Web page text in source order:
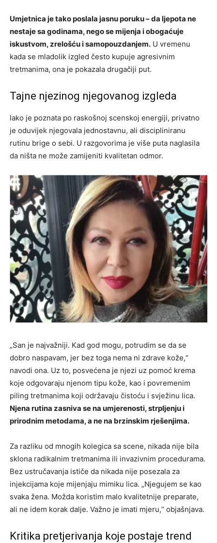
Umjetnica je tako poslala jasnu poruku – da ljepota ne
nestaje sa godinama, nego se mijenja i obogaćuje
iskustvom, zrelošću i samopouzdanjem. U vremenu
kada se mladolik izgled često kupuje agresivnim
tretmanima, ona je pokazala drugačiji put.
Tajne njezinog njegovanog izgleda
Iako je poznata po raskošnoj scenskoj energiji, privatno
je oduvijek njegovala jednostavnu, ali discipliniranu
rutinu brige o sebi. U razgovorima je više puta naglasila
da ništa ne može zamijeniti kvalitetan odmor.
„San je najvažniji. Kad god mogu, potrudim se da se
dobro naspavam, jer bez toga nema ni zdrave kože,“
navodi ona. Uz to, posvećena je njezi uz pomoć krema
koje odgovaraju njenom tipu kože, kao i povremenim
piling tretmanima koji održavaju čistoću i svježinu lica.
Njena rutina zasniva se na umjerenosti, strpljenju i
prirodnim metodama, a ne na brzinskim rješenjima.
Za razliku od mnogih kolegica sa scene, nikada nije bila
sklona radikalnim tretmanima ili invazivnim procedurama.
Bez ustručavanja ističe da nikada nije posezala za
injekcijama koje mijenjaju mimiku lica. „Njegujem se kao
svaka žena. Možda koristim malo kvalitetnije preparate,
ali ne idem korak dalje. Važno je imati mjeru,“ objašnjava.
Kritika pretjerivanja koje postaje trend